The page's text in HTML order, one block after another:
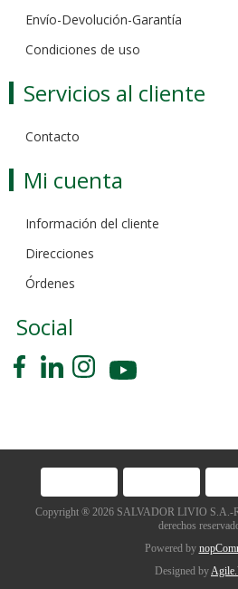
Envío-Devolución-Garantía
Condiciones de uso
Servicios al cliente
Contacto
Mi cuenta
Información del cliente
Direcciones
Órdenes
Social
Copyright ® 2026 SALVADOR LIVIO S.A.-
derechos
Powered by
Designed by